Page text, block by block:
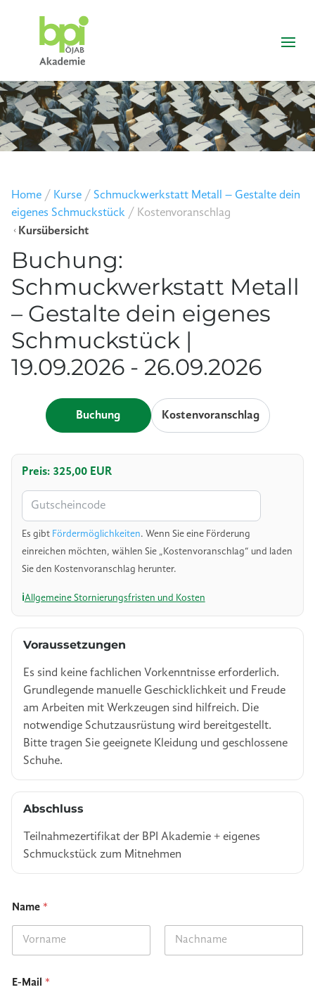
Home/ Kurse/ Schmuckwerkstatt Metall – Gestalte dein
eigenes Schmuckstück/ Kostenvoranschlag
4 Kursübersicht
Buchung:
Schmuckwerkstatt Metall
– Gestalte dein eigenes
Schmuckstück |
19.09.2026 - 26.09.2026
Buchung Kostenvoranschlag
Preis: 325,00 EUR
Es gibt Fördermöglichkeiten. Wenn Sie eine Förderung
einreichen möchten, wählen Sie „Kostenvoranschlag“ und laden
Sie den Kostenvoranschlag herunter.
Allgemeine Stornierungsfristen und Kosten
Voraussetzungen
Es sind keine fachlichen Vorkenntnisse erforderlich.
Grundlegende manuelle Geschicklichkeit und Freude
am Arbeiten mit Werkzeugen sind hilfreich. Die
notwendige Schutzausrüstung wird bereitgestellt.
Bitte tragen Sie geeignete Kleidung und geschlossene
Schuhe.
Abschluss
Teilnahmezertifikat der BPI Akademie + eigenes
Schmuckstück zum Mitnehmen
Name *
E-Mail *